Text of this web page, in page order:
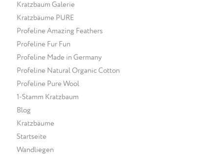
Kratzbaum Galerie
Kratzbäume PURE
Profeline Amazing Feathers
Profeline Fur Fun
Profeline Made in Germany
Profeline Natural Organic Cotton
Profeline Pure Wool
1-Stamm Kratzbaum
Blog
Kratzbäume
Startseite
Wandliegen